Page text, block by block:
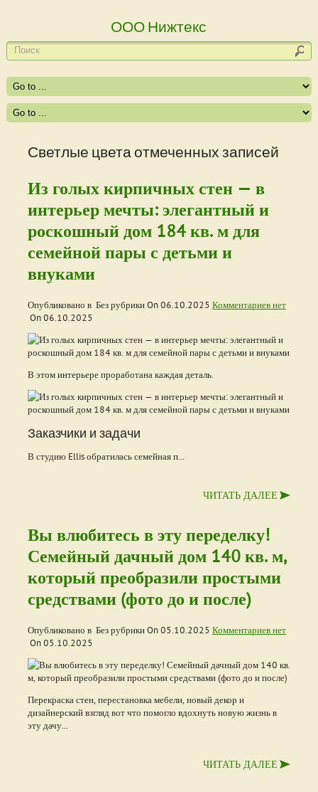
ООО Нижтекс
Светлые цвета отмеченных записей
Из голых кирпичных стен — в
интерьер мечты: элегантный и
роскошный дом 184 кв. м для
семейной пары с детьми и
внуками
Опубликовано в Без рубрики On06.10.2025 Комментариев нет
On06.10.2025
В этом интерьере проработана каждая деталь.
Заказчики и задачи
В студию Ellis обратилась семейная п...
ЧИТАТЬ ДАЛЕЕ
Вы влюбитесь в эту переделку!
Семейный дачный дом 140 кв. м,
который преобразили простыми
средствами (фото до и после)
Опубликовано в Без рубрики On05.10.2025 Комментариев нет
On05.10.2025
Перекраска стен, перестановка мебели, новый декор и
дизайнерский взгляд вот что помогло вдохнуть новую жизнь в
эту дачу...
ЧИТАТЬ ДАЛЕЕ